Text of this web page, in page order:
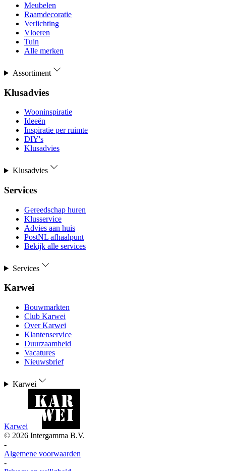
Meubelen
Raamdecoratie
Verlichting
Vloeren
Tuin
Alle merken
Assortiment
Klusadvies
Wooninspiratie
Ideeën
Inspiratie per ruimte
DIY's
Klusadvies
Klusadvies
Services
Gereedschap huren
Klusservice
Advies aan huis
PostNL afhaalpunt
Bekijk alle services
Services
Karwei
Bouwmarkten
Club Karwei
Over Karwei
Klantenservice
Duurzaamheid
Vacatures
Nieuwsbrief
Karwei
Karwei
© 2026 Intergamma B.V.
-
Algemene voorwaarden
-